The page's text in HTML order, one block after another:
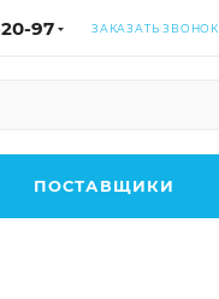
97 ЗАКАЗАТЬ ЗВОНОК
ПОСТАВЩИКИ